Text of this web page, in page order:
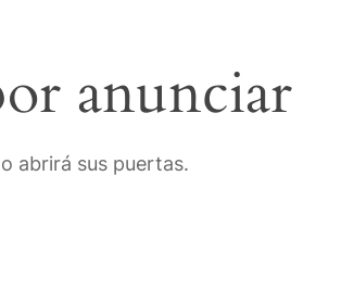
anunciar
abrirá sus puertas.